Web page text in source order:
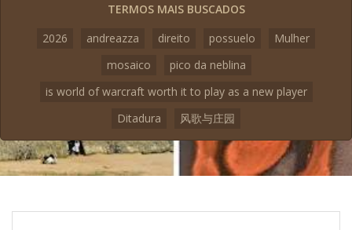
TERMOS MAIS BUSCADOS
2026
andreazza direito possuelo
Mulher
mosaico
pico da neblina
is world of warcraft worth it to play as a new player
Ditadura
风歌与庄园